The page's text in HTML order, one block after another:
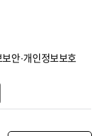
안·개인정보보호